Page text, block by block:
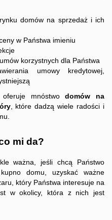
domów na sprzedaż i ich
w Państwa imieniu
korzystnych dla Państwa
umowy kredytowej,
oferuje mnóstwodomów na
, które dadzą wiele radości i
mi da?
ważna, jeśli chcą Państwo
kupno domu , uzyskać ważne
który Państwa interesuje na
w okolicy, która z nich jest